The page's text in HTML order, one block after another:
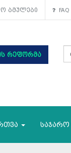
ბმულები FAQ
რეფორმა